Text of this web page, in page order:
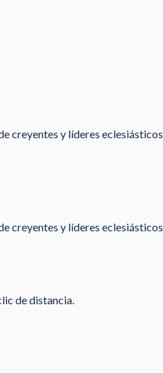
creyentes y líderes eclesiásticos
creyentes y líderes eclesiásticos
de distancia.